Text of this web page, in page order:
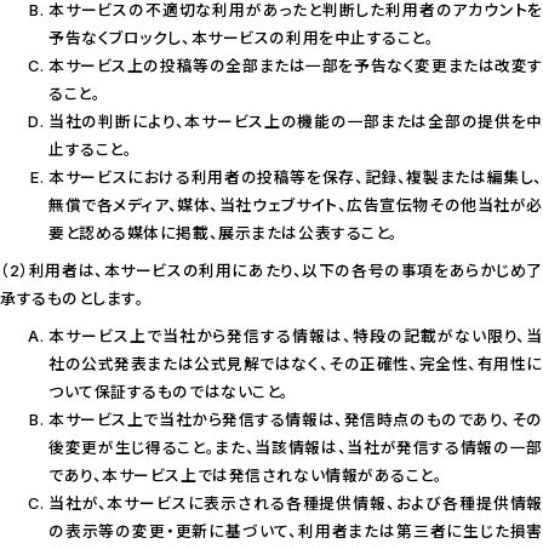
本サービスの不適切な利用があったと判断した利用者のアカウントを
予告なくブロックし、本サービスの利用を中止すること。
本サービス上の投稿等の全部または一部を予告なく変更または改変す
ること。
当社の判断により、本サービス上の機能の一部または全部の提供を中
止すること。
本サービスにおける利用者の投稿等を保存、記録、複製または編集し、
無償で各メディア、媒体、当社ウェブサイト、広告宣伝物その他当社が必
要と認める媒体に掲載、展示または公表すること。
（2）利用者は、本サービスの利用にあたり、以下の各号の事項をあらかじめ了
承するものとします。
本サービス上で当社から発信する情報は、特段の記載がない限り、当
社の公式発表または公式見解ではなく、その正確性、完全性、有用性に
ついて保証するものではないこと。
本サービス上で当社から発信する情報は、発信時点のものであり、その
後変更が生じ得ること。また、当該情報は、当社が発信する情報の一部
であり、本サービス上では発信されない情報があること。
当社が、本サービスに表示される各種提供情報、および各種提供情報
の表示等の変更・更新に基づいて、利用者または第三者に生じた損害